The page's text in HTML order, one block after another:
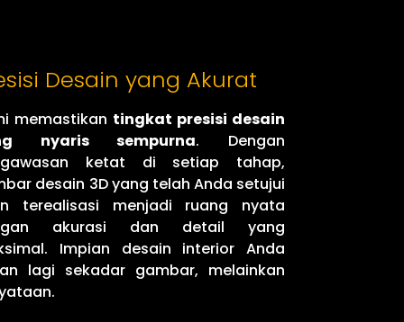
Desain yang Akurat
memastikan tingkat presisi desain
nyaris sempurna. Dengan
ketat di setiap tahap,
desain 3D yang telah Anda setujui
terealisasi menjadi ruang nyata
akurasi dan detail yang
Impian desain interior Anda
lagi sekadar gambar, melainkan